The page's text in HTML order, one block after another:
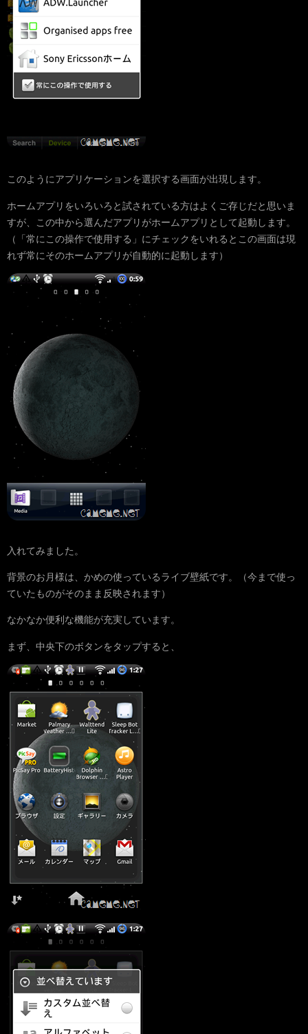
このようにアプリケーションを選択する画面が出現します。
ホームアプリをいろいろと試されている方はよくご存じだと思いま
すが、この中から選んだアプリがホームアプリとして起動します。
（「常にこの操作で使用する」にチェックをいれるとこの画面は現
れず常にそのホームアプリが自動的に起動します）
入れてみました。
背景のお月様は、かめの使っているライブ壁紙です。（今まで使っ
ていたものがそのまま反映されます）
なかなか便利な機能が充実しています。
まず、中央下のボタンをタップすると、